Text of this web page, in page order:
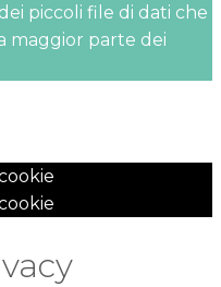
piccoli file di dati che
maggior parte dei